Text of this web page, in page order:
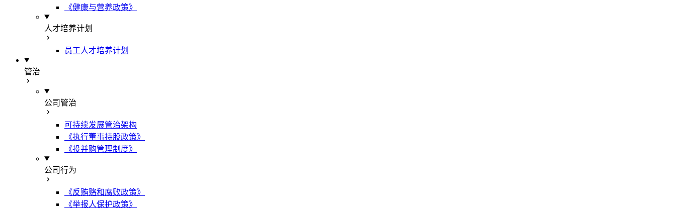
《健康与营养政策》
人才培养计划
员工人才培养计划
管治
公司管治
可持续发展管治架构
《执行董事持股政策》
《投并购管理制度》
公司行为
《反贿赂和腐败政策》
《举报人保护政策》